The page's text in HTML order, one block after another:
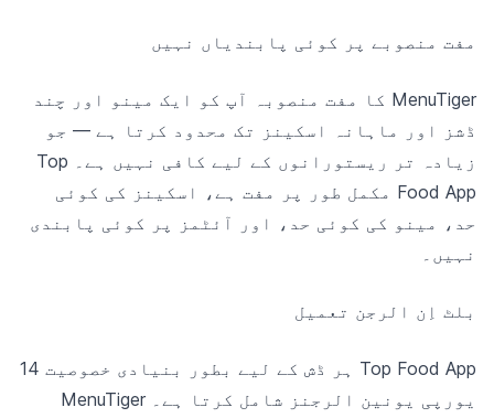
مفت منصوبے پر کوئی پابندیاں نہیں
MenuTiger کا مفت منصوبہ آپ کو ایک مینو اور چند
ڈشز اور ماہانہ اسکینز تک محدود کرتا ہے — جو
زیادہ تر ریستورانوں کے لیے کافی نہیں ہے۔ Top
Food App مکمل طور پر مفت ہے، اسکینز کی کوئی
حد، مینو کی کوئی حد، اور آئٹمز پر کوئی پابندی
نہیں۔
بلٹ اِن الرجن تعمیل
Top Food App ہر ڈش کے لیے بطور بنیادی خصوصیت 14
یورپی یونین الرجنز شامل کرتا ہے۔ MenuTiger